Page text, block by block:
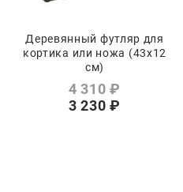
Деревянный футляр для
кортика или ножа (43х12
см)
4 310 ₽
3 230 ₽